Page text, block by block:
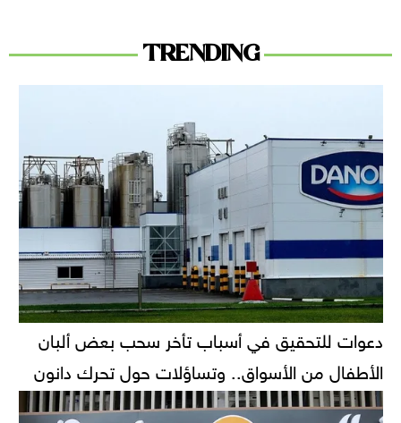
TRENDING
دعوات للتحقيق في أسباب تأخر سحب بعض ألبان
الأطفال من الأسواق.. وتساؤلات حول تحرك دانون